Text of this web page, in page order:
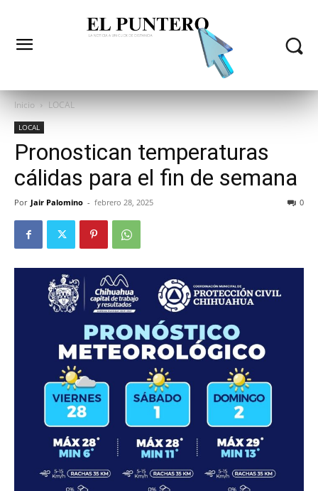
Inicio LOCAL
LOCAL
Pronostican temperaturas
cálidas para el fin de semana
Por Jair Palomino - febrero 28, 2025 0